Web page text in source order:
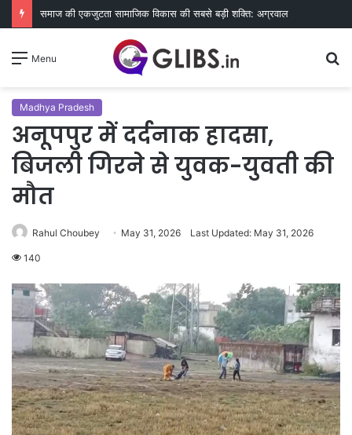
समाज की एकजुटता सामाजिक विकास की सबसे बड़ी शक्ति: अग्रवाल
Menu
Madhya Pradesh
अनूपपुर में दर्दनाक हादसा,
बिजली गिरने से युवक-युवती की
मौत
Rahul Choubey May 31, 2026 Last Updated: May 31, 2026
140